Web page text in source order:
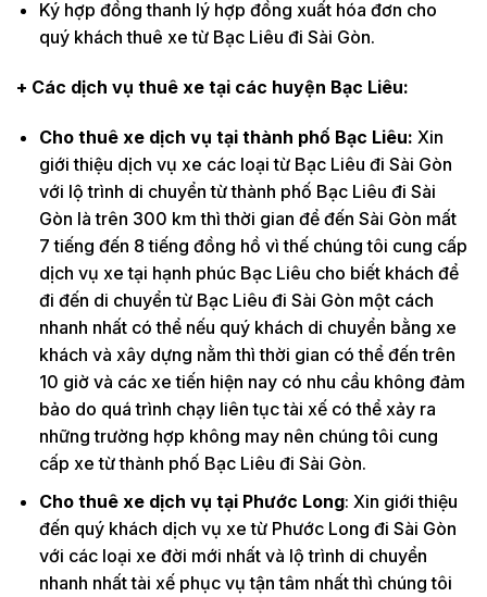
Ký hợp đồng thanh lý hợp đồng xuất hóa đơn cho
quý khách thuê xe từ Bạc Liêu đi Sài Gòn.
+ Các dịch vụ thuê xe tại các huyện Bạc Liêu:
Cho thuê xe dịch vụ tại thành phố Bạc Liêu: Xin
giới thiệu dịch vụ xe các loại từ Bạc Liêu đi Sài Gòn
với lộ trình di chuyển từ thành phố Bạc Liêu đi Sài
Gòn là trên 300 km thì thời gian để đến Sài Gòn mất
7 tiếng đến 8 tiếng đồng hồ vì thế chúng tôi cung cấp
dịch vụ xe tại hạnh phúc Bạc Liêu cho biết khách để
đi đến di chuyển từ Bạc Liêu đi Sài Gòn một cách
nhanh nhất có thể nếu quý khách di chuyển bằng xe
khách và xây dựng nằm thì thời gian có thể đến trên
10 giờ và các xe tiến hiện nay có nhu cầu không đảm
bảo do quá trình chạy liên tục tài xế có thể xảy ra
những trường hợp không may nên chúng tôi cung
cấp xe từ thành phố Bạc Liêu đi Sài Gòn.
Cho thuê xe dịch vụ tại Phước Long: Xin giới thiệu
đến quý khách dịch vụ xe từ Phước Long đi Sài Gòn
với các loại xe đời mới nhất và lộ trình di chuyển
nhanh nhất tài xế phục vụ tận tâm nhất thì chúng tôi